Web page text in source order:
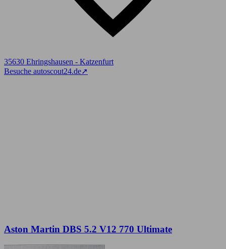
35630 Ehringshausen - Katzenfurt
Besuche autoscout24.de➚
Aston Martin DBS 5.2 V12 770 Ultimate